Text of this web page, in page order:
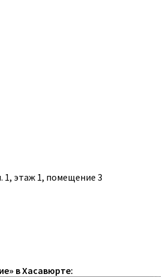
1, этаж 1, помещение 3
в Хасавюрте: